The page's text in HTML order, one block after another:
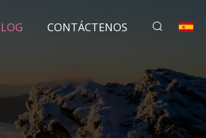
CONTÁCTENOS